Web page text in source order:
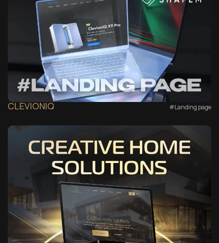
CLEVIONIQ #Landing page